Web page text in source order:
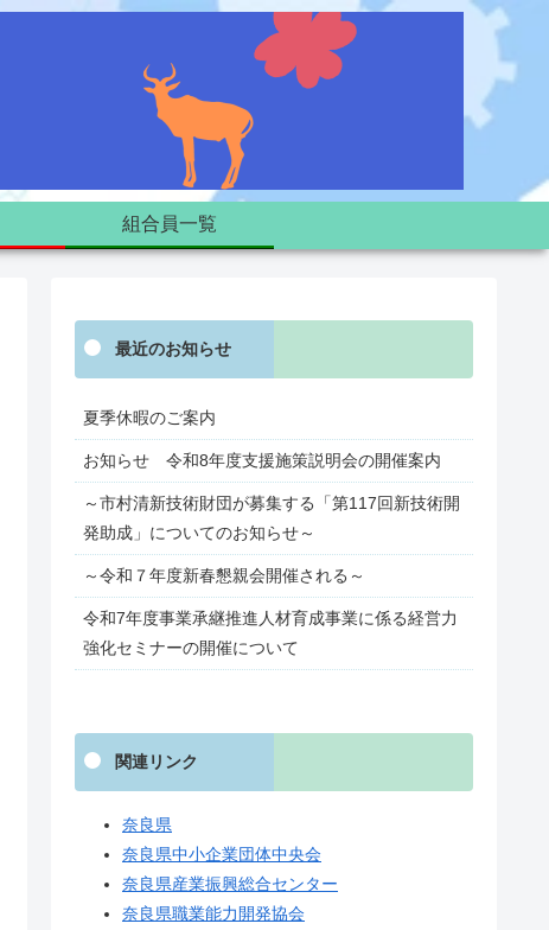
組合員一覧
最近のお知らせ
夏季休暇のご案内
お知らせ 令和8年度支援施策説明会の開催案内
～市村清新技術財団が募集する「第117回新技術開
発助成」についてのお知らせ～
～令和７年度新春懇親会開催される～
令和7年度事業承継推進人材育成事業に係る経営力
強化セミナーの開催について
関連リンク
奈良県
奈良県中小企業団体中央会
奈良県産業振興総合センター
奈良県職業能力開発協会